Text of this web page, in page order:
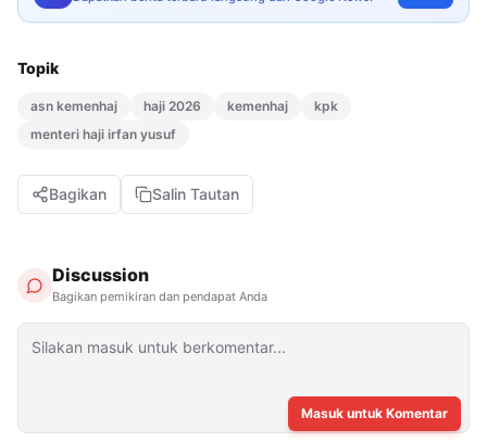
Topik
asn kemenhaj haji 2026 kemenhaj
kpk
menteri haji irfan yusuf
Bagikan Salin Tautan
Discussion
Bagikan pemikiran dan pendapat Anda
Masuk untuk Komentar